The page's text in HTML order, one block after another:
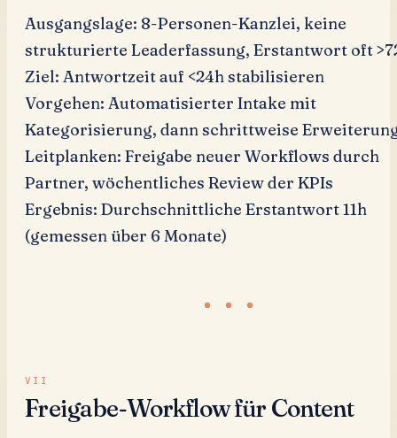
Ausgangslage: 8-Personen-Kanzlei, keine
strukturierte Leaderfassung, Erstantwort oft
Ziel: Antwortzeit auf <24h stabilisieren
Vorgehen: Automatisierter Intake mit
Kategorisierung, dann schrittweise
Leitplanken: Freigabe neuer Workflows durch
Partner, wöchentliches Review der KPIs
Ergebnis: Durchschnittliche Erstantwort 11h
(gemessen über 6 Monate)
Freigabe-Workflow für Content